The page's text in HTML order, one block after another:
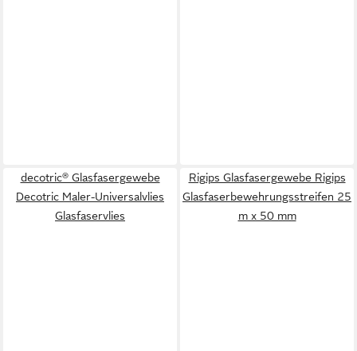
decotric® Glasfasergewebe
Decotric Maler-Universalvlies
Glasfaservlies
Rigips Glasfasergewebe Rigips
Glasfaserbewehrungsstreifen 25
m x 50 mm